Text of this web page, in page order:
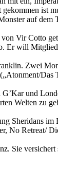
ist
auf dem
Vir Cotto
will
Zwei
Das
und
Welten zu
Sheridans
No Retreat/
Sie